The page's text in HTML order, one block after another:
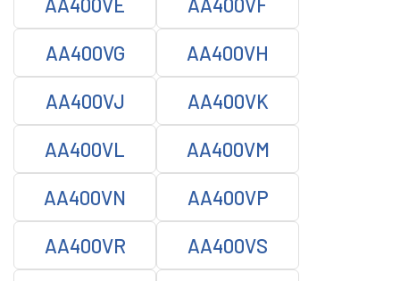
AA400VG AA400VH
AA400VJ AA400VK
AA400VL AA400VM
AA400VN AA400VP
AA400VR AA400VS